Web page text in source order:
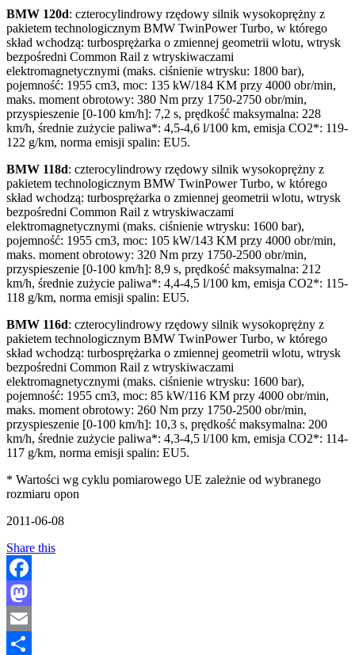
BMW 120d: czterocylindrowy rzędowy silnik wysokoprężny z
pakietem technologicznym BMW TwinPower Turbo, w którego
skład wchodzą: turbosprężarka o zmiennej geometrii wlotu, wtrysk
bezpośredni Common Rail z wtryskiwaczami
elektromagnetycznymi (maks. ciśnienie wtrysku: 1800 bar),
pojemność: 1955 cm3, moc: 135 kW/184 KM przy 4000 obr/min,
maks. moment obrotowy: 380 Nm przy 1750-2750 obr/min,
przyspieszenie [0-100 km/h]: 7,2 s, prędkość maksymalna: 228
km/h, średnie zużycie paliwa*: 4,5-4,6 l/100 km, emisja CO2*: 119-
122 g/km, norma emisji spalin: EU5.
BMW 118d: czterocylindrowy rzędowy silnik wysokoprężny z
pakietem technologicznym BMW TwinPower Turbo, w którego
skład wchodzą: turbosprężarka o zmiennej geometrii wlotu, wtrysk
bezpośredni Common Rail z wtryskiwaczami
elektromagnetycznymi (maks. ciśnienie wtrysku: 1600 bar),
pojemność: 1955 cm3, moc: 105 kW/143 KM przy 4000 obr/min,
maks. moment obrotowy: 320 Nm przy 1750-2500 obr/min,
przyspieszenie [0-100 km/h]: 8,9 s, prędkość maksymalna: 212
km/h, średnie zużycie paliwa*: 4,4-4,5 l/100 km, emisja CO2*: 115-
118 g/km, norma emisji spalin: EU5.
BMW 116d: czterocylindrowy rzędowy silnik wysokoprężny z
pakietem technologicznym BMW TwinPower Turbo, w którego
skład wchodzą: turbosprężarka o zmiennej geometrii wlotu, wtrysk
bezpośredni Common Rail z wtryskiwaczami
elektromagnetycznymi (maks. ciśnienie wtrysku: 1600 bar),
pojemność: 1955 cm3, moc: 85 kW/116 KM przy 4000 obr/min,
maks. moment obrotowy: 260 Nm przy 1750-2500 obr/min,
przyspieszenie [0-100 km/h]: 10,3 s, prędkość maksymalna: 200
km/h, średnie zużycie paliwa*: 4,3-4,5 l/100 km, emisja CO2*: 114-
117 g/km, norma emisji spalin: EU5.
* Wartości wg cyklu pomiarowego UE zależnie od wybranego
rozmiaru opon
2011-06-08
Share this
Facebook
Mastodon
Email